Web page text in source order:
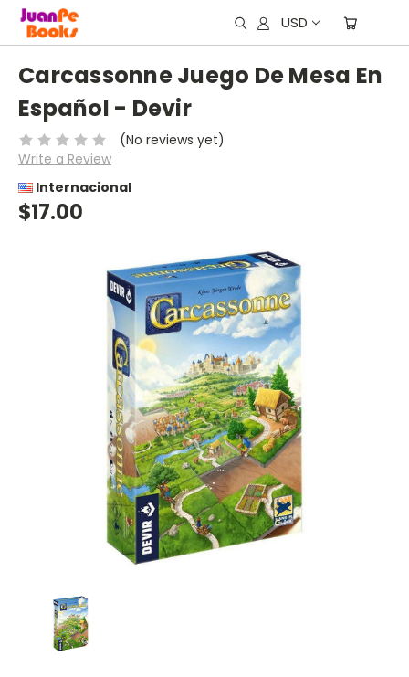
USD
Carcassonne Juego De Mesa En
Español - Devir
(No reviews yet)
Write a Review
Internacional
$17.00